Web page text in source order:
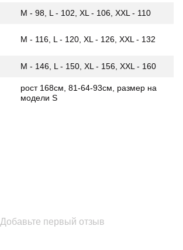
M - 98, L - 102, XL - 106, XXL - 110
M - 116, L - 120, XL - 126, XXL - 132
M - 146, L - 150, XL - 156, XXL - 160
рост 168см, 81-64-93см, размер на
модели S
Добавьте первый отзыв